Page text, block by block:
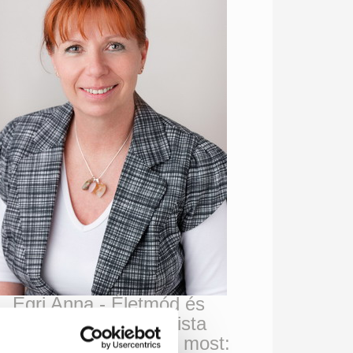
Egri Anna - Életmód és
Táplálkozási specialista
levelet itt, vagy hívj most: